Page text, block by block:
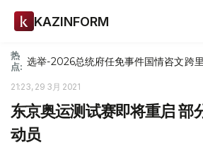
KAZINFORM
热
点: 选举-2026总统府任免事件国情咨文跨
21:23, 29 3月 2021
东京奥运测试赛即将重启 部
动员